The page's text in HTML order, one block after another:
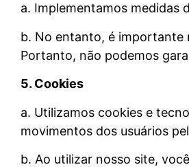
a. Implementamos medidas
b. No entanto, é importante
Portanto, não podemos
5. Cookies
a. Utilizamos cookies e
movimentos dos usuários
b. Ao utilizar nosso site,